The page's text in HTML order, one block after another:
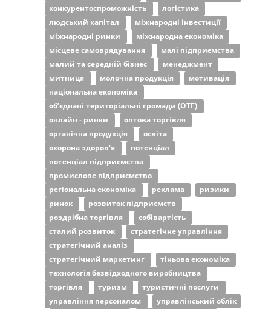
конкурентоспроможність
логістика
людський капітал
міжнародні інвестиції
міжнародні ринки
міжнародна економіка
місцеве самоврядування
малі підприємства
малий та середній бізнес
менеджмент
митниця
молочна продукція
мотивація
національна економіка
об’єднані територіальні громади (ОТГ)
онлайн - ринки
оптова торгівля
органічна продукція
освіта
охорона здоров'я
потенціал
потенціал підприємства
промислове підприємство
регіональна економіка
реклама
ризики
ринок
розвиток підприємств
роздрібна торгівля
собівартість
сталий розвиток
стратегічне управління
стратегічний аналіз
стратегічний маркетинг
тіньова економіка
технологія безвідходного виробництва
торгівля
туризм
туристичні послуги
управління персоналом
управлінський облік